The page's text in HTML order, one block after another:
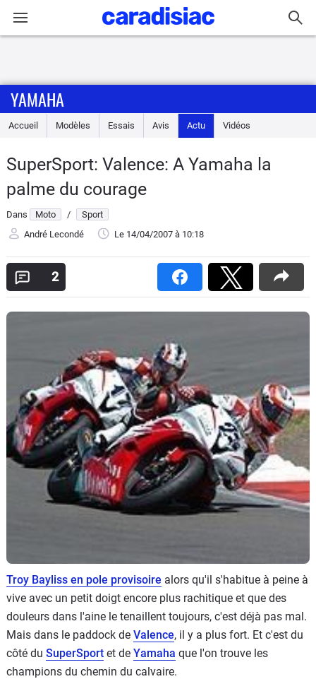
Accueil
Essais
Equipement
Forum
Marques
Services
Auto
YAMAHA
Accueil Modèles Essais Avis Actu Vidéos
SuperSport: Valence: A Yamaha la
palme du courage
Dans Moto /
Sport
André Lecondé
Le 14/04/2007 à 10:18
2
Troy Bayliss en pole provisoire alors qu'il s'habitue à peine à
vive avec un petit doigt encore plus rachitique et que des
douleurs dans l'aine le tenaillent toujours, c'est déjà pas mal.
Mais dans le paddock de Valence, il y a plus fort. Et c'est du
côté du SuperSport et de Yamaha que l'on trouve les
champions du chemin du calvaire.